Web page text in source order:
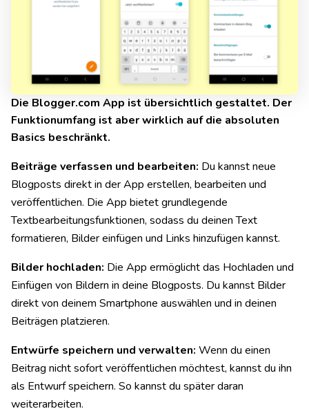
Die Blogger.com App ist übersichtlich gestaltet. Der
Funktionumfang ist aber wirklich auf die absoluten
Basics beschränkt.
Beiträge verfassen und bearbeiten: Du kannst neue
Blogposts direkt in der App erstellen, bearbeiten und
veröffentlichen. Die App bietet grundlegende
Textbearbeitungsfunktionen, sodass du deinen Text
formatieren, Bilder einfügen und Links hinzufügen kannst.
Bilder hochladen: Die App ermöglicht das Hochladen und
Einfügen von Bildern in deine Blogposts. Du kannst Bilder
direkt von deinem Smartphone auswählen und in deinen
Beiträgen platzieren.
Entwürfe speichern und verwalten: Wenn du einen
Beitrag nicht sofort veröffentlichen möchtest, kannst du ihn
als Entwurf speichern. So kannst du später daran
weiterarbeiten.